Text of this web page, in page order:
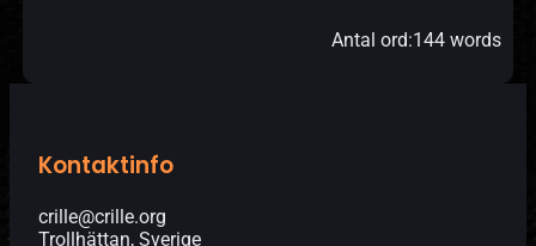
Antal ord:144 words
Kontaktinfo
crille@crille.org
Trollhättan, Sverige